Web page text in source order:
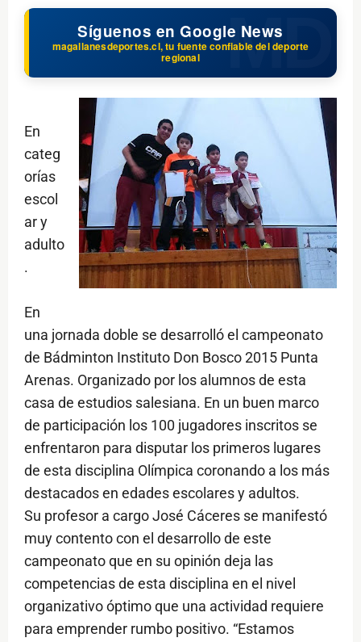
Síguenos en Google News
magallanesdeportes.cl, tu fuente confiable del deporte
regional
En
categ
orías
escol
ar y
adulto
.
En
una jornada doble se desarrolló el campeonato
de Bádminton Instituto Don Bosco 2015 Punta
Arenas. Organizado por los alumnos de esta
casa de estudios salesiana. En un buen marco
de participación los 100 jugadores inscritos se
enfrentaron para disputar los primeros lugares
de esta disciplina Olímpica coronando a los más
destacados en edades escolares y adultos.
Su profesor a cargo José Cáceres se manifestó
muy contento con el desarrollo de este
campeonato que en su opinión deja las
competencias de esta disciplina en el nivel
organizativo óptimo que una actividad requiere
para emprender rumbo positivo. “Estamos